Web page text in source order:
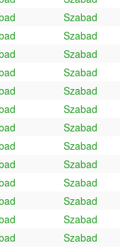
Szabad
Szabad
Szabad
Szabad
Szabad
Szabad
Szabad
Szabad
Szabad
Szabad
Szabad
Szabad
Szabad